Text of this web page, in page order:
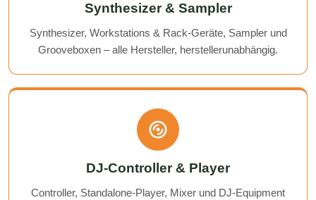
Synthesizer & Sampler
Synthesizer, Workstations & Rack-Geräte, Sampler und
Grooveboxen – alle Hersteller, herstellerunabhängig.
DJ-Controller & Player
Controller, Standalone-Player, Mixer und DJ-Equipment